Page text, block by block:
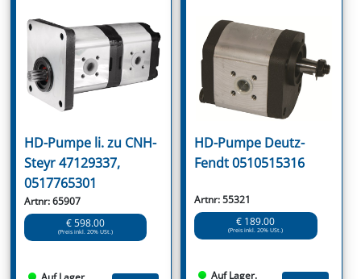
HD-Pumpe li. zu CNH-
Steyr 47129337,
0517765301
Artnr: 65907
€ 598.00
(Preis inkl. 20% USt.)
HD-Pumpe Deutz-
Fendt 0510515316
Artnr: 55321
€ 189.00
(Preis inkl. 20% USt.)
Auf Lager.